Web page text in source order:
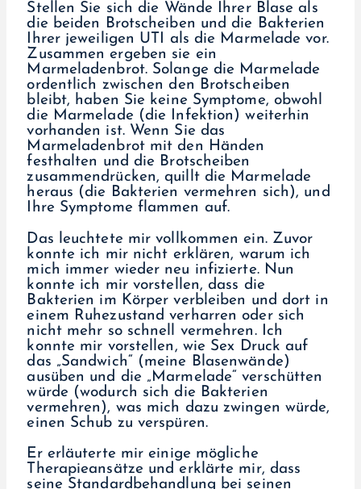
Stellen Sie sich die Wände Ihrer Blase als
die beiden Brotscheiben und die Bakterien
Ihrer jeweiligen UTI als die Marmelade vor.
Zusammen ergeben sie ein
Marmeladenbrot. Solange die Marmelade
ordentlich zwischen den Brotscheiben
bleibt, haben Sie keine Symptome, obwohl
die Marmelade (die Infektion) weiterhin
vorhanden ist. Wenn Sie das
Marmeladenbrot mit den Händen
festhalten und die Brotscheiben
zusammendrücken, quillt die Marmelade
heraus (die Bakterien vermehren sich), und
Ihre Symptome flammen auf.
Das leuchtete mir vollkommen ein. Zuvor
konnte ich mir nicht erklären, warum ich
mich immer wieder neu infizierte. Nun
konnte ich mir vorstellen, dass die
Bakterien im Körper verbleiben und dort in
einem Ruhezustand verharren oder sich
nicht mehr so schnell vermehren. Ich
konnte mir vorstellen, wie Sex Druck auf
das „Sandwich“ (meine Blasenwände)
ausüben und die „Marmelade“ verschütten
würde (wodurch sich die Bakterien
vermehren), was mich dazu zwingen würde,
einen Schub zu verspüren.
Er erläuterte mir einige mögliche
Therapieansätze und erklärte mir, dass
seine Standardbehandlung bei seinen